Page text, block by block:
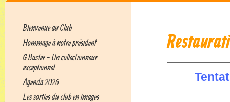
Bienvenue au Club
Hommage à notre président
G Baster - Un collectionneur
exceptionnel
Agenda 2026
Les sorties du club en images